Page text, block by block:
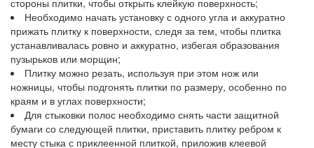
Необходимо начать установку с одного угла и аккуратно
прижать плитку к поверхности, следя за тем, чтобы плитка
устанавливалась ровно и аккуратно, избегая образования
пузырьков или морщин;
Плитку можно резать, используя при этом нож или
ножницы, чтобы подгонять плитки по размеру, особенно по
краям и в углах поверхности;
Для стыковки полос необходимо снять части защитной
бумаги со следующей плитки, приставить плитку ребром к
месту стыка с приклеенной плиткой, приложив клеевой